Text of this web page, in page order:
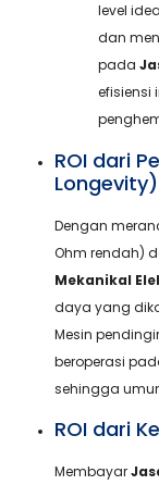
level
dan
pada
efisiensi
ROI dari
Longevity)
Dengan
Ohm rendah)
Mekanikal
daya yang
Mesin
beroperasi
sehingga
ROI dari
Membayar